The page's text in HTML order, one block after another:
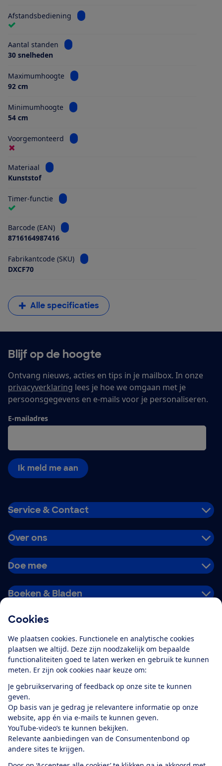
Cookies
We plaatsen cookies. Functionele en analytische cookies
plaatsen we altijd. Deze zijn noodzakelijk om bepaalde
functionaliteiten goed te laten werken en gebruik te kunnen
meten. Er zijn ook cookies naar keuze om:
Je gebruikservaring of feedback op onze site te kunnen
geven.
Op basis van je gedrag je relevantere informatie op onze
website, app én via e-mails te kunnen geven.
YouTube-video’s te kunnen bekijken.
Relevante aanbiedingen van de Consumentenbond op
andere sites te krijgen.
Afstandsbediening Bekijk informatie voor Afstandsbediening
Aantal standen
Bekijk informatie voor Aantal standen
30 snelheden
Maximumhoogte
Bekijk informatie voor Maximumhoogte
92 cm
Minimumhoogte
Bekijk informatie voor Minimumhoogte
54 cm
Voorgemonteerd Bekijk informatie voor Voorgemonteerd
Materiaal
Bekijk informatie voor Materiaal
Kunststof
Timer-functie Bekijk informatie voor Timer-functie
Barcode (EAN)
Bekijk informatie voor Barcode (EAN)
8716164987416
Fabrikantcode (SKU)
Bekijk informatie voor Fabrikantcode (SKU)
DXCF70
Alle specificaties
Blijf op de hoogte
Ontvang nieuws, acties en tips in je mailbox. In onze
privacyverklaring lees je hoe we omgaan met je
persoonsgegevens en e-mails voor je personaliseren.
E-mailadres
Ik meld me aan
Service & Contact
Over ons
Doe mee
Boeken & Bladen
Alles over de
app
Algemene Voorwaarden
Privacyverklaring
Cookiebeleid
Privacyvoorkeuren
Toegankelijkheid
RSS-feed nieuws
Facebook
TwitterInstagram
YoutubeLinkedIn